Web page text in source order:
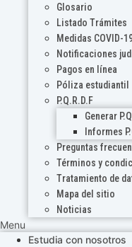
Glosario
Listado Trámites
Medidas COVID-
Notificaciones
Pagos en línea
Póliza estudiantil
P.Q.R.D.F
Generar
Informes
Preguntas
Términos y
Tratamiento de
Mapa del sitio
Noticias
Menu
Estudia con nosotros